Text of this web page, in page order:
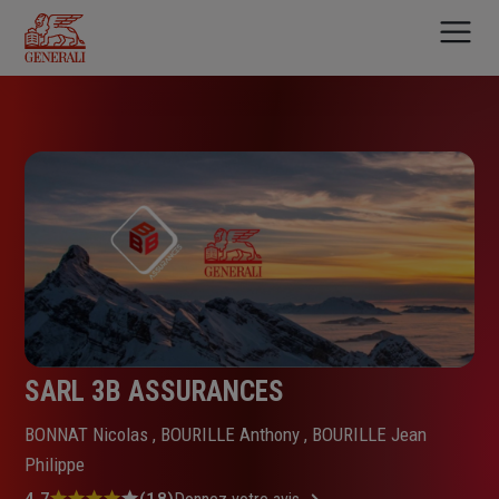
contenu
principal
SARL 3B ASSURANCES
BONNAT Nicolas , BOURILLE Anthony , BOURILLE Jean
Philippe